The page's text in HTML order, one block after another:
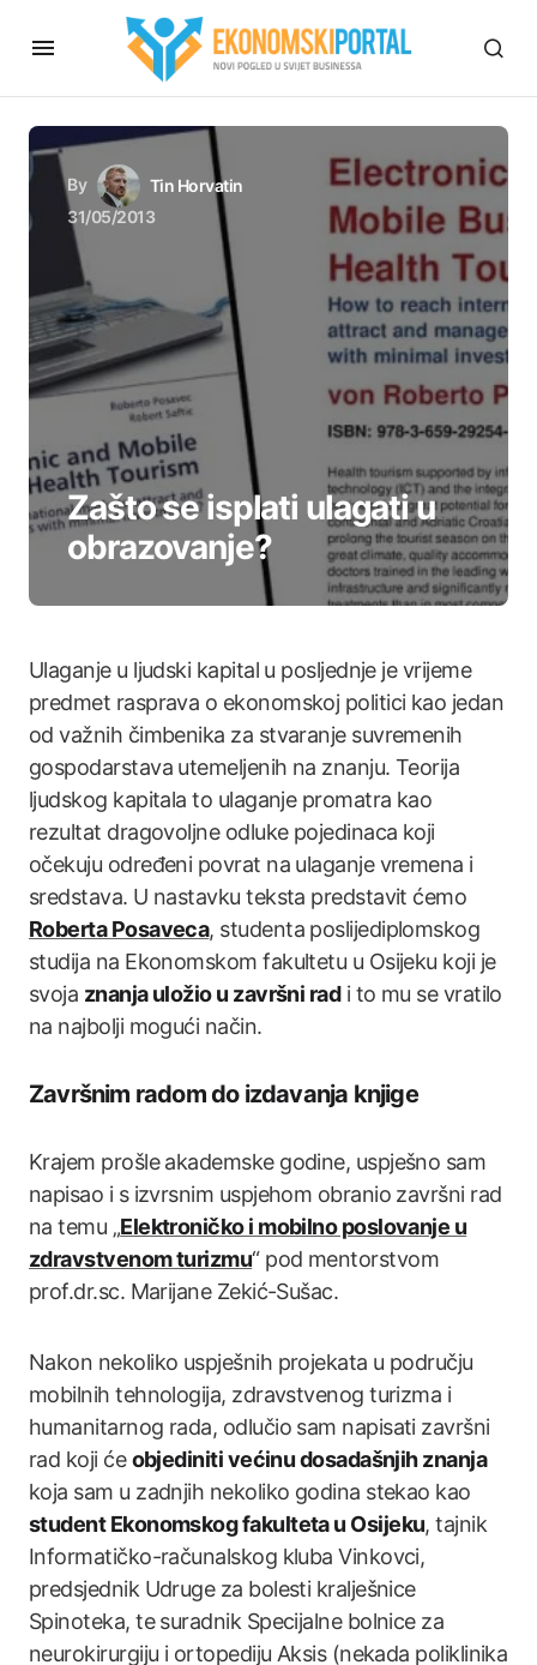
By
Tin Horvatin
31/05/2013
Zašto se isplati ulagati u
obrazovanje?
Ulaganje u ljudski kapital u posljednje je vrijeme
predmet rasprava o ekonomskoj politici kao jedan
od važnih čimbenika za stvaranje suvremenih
gospodarstava utemeljenih na znanju. Teorija
ljudskog kapitala to ulaganje promatra kao
rezultat dragovoljne odluke pojedinaca koji
očekuju određeni povrat na ulaganje vremena i
sredstava. U nastavku teksta predstavit ćemo
Roberta Posaveca, studenta poslijediplomskog
studija na Ekonomskom fakultetu u Osijeku koji je
svoja znanja uložio u završni radi to mu se vratilo
na najbolji mogući način.
Završnim radom do izdavanja knjige
Krajem prošle akademske godine, uspješno sam
napisao i s izvrsnim uspjehom obranio završni rad
na temu „Elektroničko i mobilno poslovanje u
zdravstvenom turizmu“ pod mentorstvom
prof.dr.sc. Marijane Zekić-Sušac.
Nakon nekoliko uspješnih projekata u području
mobilnih tehnologija, zdravstvenog turizma i
humanitarnog rada, odlučio sam napisati završni
rad koji ćeobjediniti većinu dosadašnjih znanja
koja sam u zadnjih nekoliko godina stekao kao
student Ekonomskog fakulteta u Osijeku, tajnik
Informatičko-računalskog kluba Vinkovci,
predsjednik Udruge za bolesti kralješnice
Spinoteka, te suradnik Specijalne bolnice za
neurokirurgiju i ortopediju Aksis (nekada poliklinika